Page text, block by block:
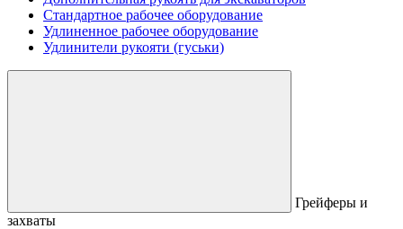
Стандартное рабочее оборудование
Удлиненное рабочее оборудование
Удлинители рукояти (гуськи)
Грейферы и
захваты